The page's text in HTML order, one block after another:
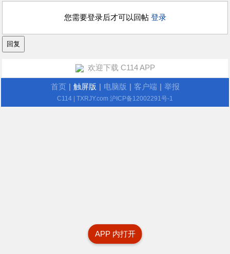
您需要登录后才可以回帖 登录
APP 内打开
欢迎下载 C114 APP
首页 触屏版 电脑版 客户端 举报
C114 | TXRJY.com 沪ICP备12002291号-1